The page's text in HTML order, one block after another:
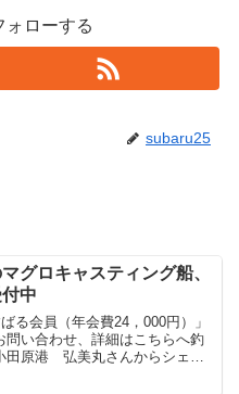
ォローする
subaru25
グロキャスティング船、
中
る会員（年会費24，000円）」
問い合わせ、詳細はこちらへ釣
原港 弘美丸さんからシェア